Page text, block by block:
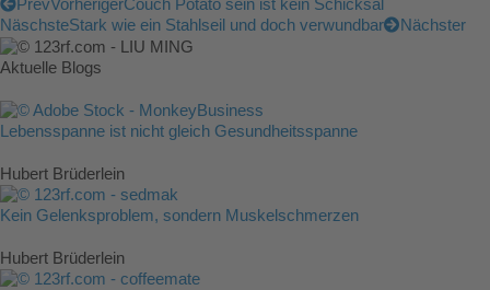
PrevVorherigerCouch Potato sein ist kein Schicksal
NäschsteStark wie ein Stahlseil und doch verwundbar Nächster
Aktuelle Blogs
Lebensspanne ist nicht gleich Gesundheitsspanne
Hubert Brüderlein
Kein Gelenksproblem, sondern Muskelschmerzen
Hubert Brüderlein